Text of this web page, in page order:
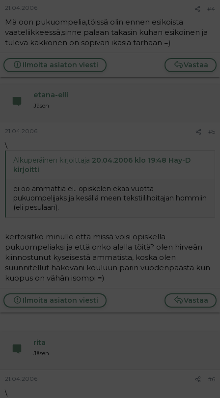
21.04.2006 #4
Mä oon pukuompelia,töissä olin ennen esikoista
vaateliikkeessä,sinne palaan takasin kuhan esikoinen ja
tuleva kakkonen on sopivan ikäsiä tarhaan =)
Vastaa
Ilmoita asiaton viesti
etana-elli
Jäsen
21.04.2006 #5
\
Alkuperäinen kirjoittaja 20.04.2006 klo 19:48 Hay-D
kirjoitti:
ei oo ammattia ei.. opiskelen ekaa vuotta
pukuompelijaks ja kesällä meen tekstiilihoitajan hommiin
(eli pesulaan).
kertoisitko minulle että missä voisi opiskella
pukuompeliaksi ja että onko alalla töitä? olen hirveän
kiinnostunut kyseisestä ammatista, koska olen
suunnitellut hakevani kouluun parin vuodenpäästä kun
kuopus on vähän isompi =)
Vastaa
Ilmoita asiaton viesti
rita
Jäsen
21.04.2006 #6
\